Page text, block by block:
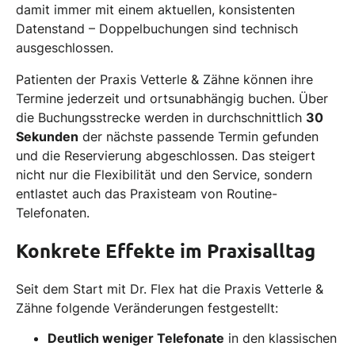
damit immer mit einem aktuellen, konsistenten
Datenstand – Doppelbuchungen sind technisch
ausgeschlossen.
Patienten der Praxis Vetterle & Zähne können ihre
Termine jederzeit und ortsunabhängig buchen. Über
die Buchungsstrecke werden in durchschnittlich 30
Sekunden der nächste passende Termin gefunden
und die Reservierung abgeschlossen. Das steigert
nicht nur die Flexibilität und den Service, sondern
entlastet auch das Praxisteam von Routine-
Telefonaten.
Konkrete Effekte im Praxisalltag
Seit dem Start mit Dr. Flex hat die Praxis Vetterle &
Zähne folgende Veränderungen festgestellt:
Deutlich weniger Telefonate in den klassischen